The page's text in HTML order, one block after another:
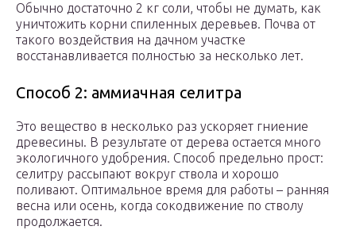
Обычно достаточно 2 кг соли, чтобы не думать, как
уничтожить корни спиленных деревьев. Почва от
такого воздействия на дачном участке
восстанавливается полностью за несколько лет.
Способ 2: аммиачная селитра
Это вещество в несколько раз ускоряет гниение
древесины. В результате от дерева остается много
экологичного удобрения. Способ предельно прост:
селитру рассыпают вокруг ствола и хорошо
поливают. Оптимальное время для работы – ранняя
весна или осень, когда сокодвижение по стволу
продолжается.